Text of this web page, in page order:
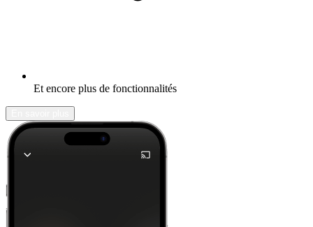
Et encore plus de fonctionnalités